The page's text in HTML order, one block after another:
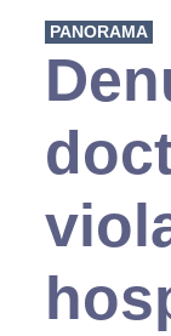
PANORAMA